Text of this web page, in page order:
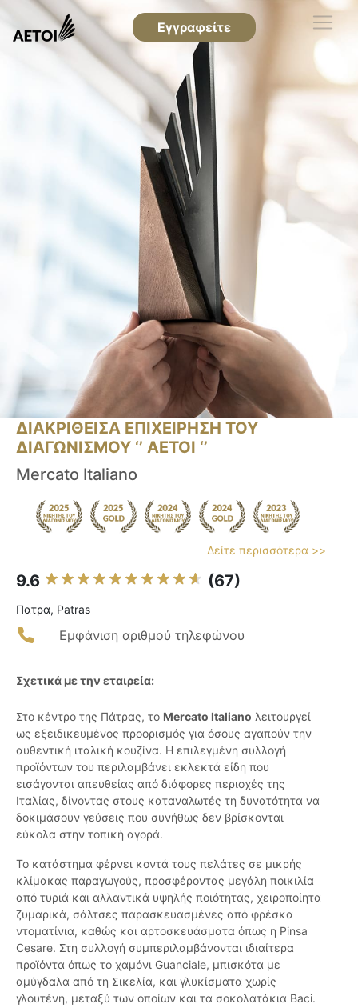
Εγγραφείτε
ΔΙΑΚΡΙΘΕΙΣΑ ΕΠΙΧΕΙΡΗΣΗ ΤΟΥ
ΔΙΑΓΩΝΙΣΜΟΥ ‘’ ΑΕΤΟΙ ‘’
Mercato Italiano
Δείτε περισσότερα >>
9.6 (67)
Πατρα, Patras
Εμφάνιση αριθμού τηλεφώνου
Σχετικά με την εταιρεία:
Στο κέντρο της Πάτρας, το Mercato Italiano λειτουργεί
ως εξειδικευμένος προορισμός για όσους αγαπούν την
αυθεντική ιταλική κουζίνα. Η επιλεγμένη συλλογή
προϊόντων του περιλαμβάνει εκλεκτά είδη που
εισάγονται απευθείας από διάφορες περιοχές της
Ιταλίας, δίνοντας στους καταναλωτές τη δυνατότητα να
δοκιμάσουν γεύσεις που συνήθως δεν βρίσκονται
εύκολα στην τοπική αγορά.
Το κατάστημα φέρνει κοντά τους πελάτες σε μικρής
κλίμακας παραγωγούς, προσφέροντας μεγάλη ποικιλία
από τυριά και αλλαντικά υψηλής ποιότητας, χειροποίητα
ζυμαρικά, σάλτσες παρασκευασμένες από φρέσκα
ντοματίνια, καθώς και αρτοσκευάσματα όπως η Pinsa
Cesare. Στη συλλογή συμπεριλαμβάνονται ιδιαίτερα
προϊόντα όπως το χαμόνι Guanciale, μπισκότα με
αμύγδαλα από τη Σικελία, και γλυκίσματα χωρίς
γλουτένη, μεταξύ των οποίων και τα σοκολατάκια Baci.